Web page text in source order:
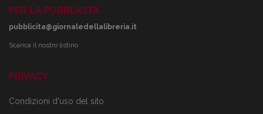
PER LA PUBBLICITÀ
pubblicita@giornaledellalibreria.it
Scarica il nostro listino
PRIVACY
Condizioni d'uso del sito